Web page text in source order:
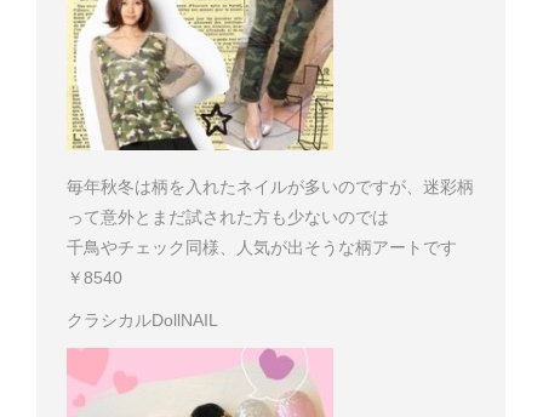
毎年秋冬は柄を入れたネイルが多いのですが、迷彩柄
って意外とまだ試された方も少ないのでは
千鳥やチェック同様、人気が出そうな柄アートです
￥8540
クラシカルDollNAIL